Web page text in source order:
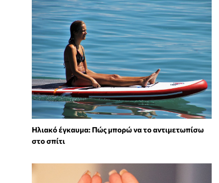
Ηλιακό έγκαυμα: Πώς μπορώ να το αντιμετωπίσω
στο σπίτι